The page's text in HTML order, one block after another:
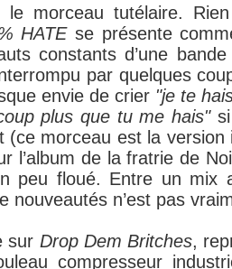
le morceau tutélaire.
HATEse présente
constants d’une
par quelques
envie de crier "je te
plus que tu me hais"
(ce morceau est la
l’album de la fratrie de
peu floué. Entre un mix
nouveautés n’est pas
sur Drop Dem Britches,
compresseur